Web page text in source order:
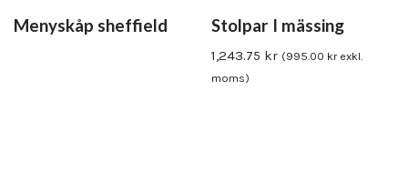
Menyskåp sheffield Stolpar I mässing
1,243.75 kr (995.00 krexkl.
moms)